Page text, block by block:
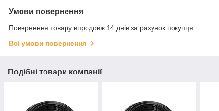
Умови повернення
Повернення товару впродовж 14 днів за рахунок покупця
Всі умови повернення
Подібні товари компанії